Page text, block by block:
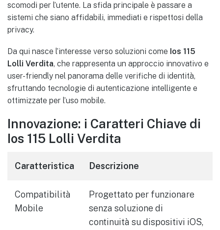
scomodi per l’utente. La sfida principale è passare a
sistemi che siano affidabili, immediati e rispettosi della
privacy.
Da qui nasce l’interesse verso soluzioni come Ios 115
Lolli Verdita, che rappresenta un approccio innovativo e
user-friendly nel panorama delle verifiche di identità,
sfruttando tecnologie di autenticazione intelligente e
ottimizzate per l’uso mobile.
Innovazione: i Caratteri Chiave di
Ios 115 Lolli Verdita
Caratteristica Descrizione
Compatibilità
Mobile
Progettato per funzionare
senza soluzione di
continuità su dispositivi iOS,